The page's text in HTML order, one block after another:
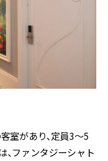
室があり、定員3～5
、ファンタジーシャト